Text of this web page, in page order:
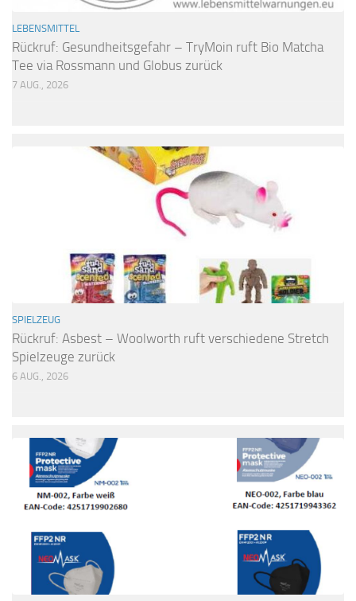
LEBENSMITTEL
Rückruf: Gesundheitsgefahr – TryMoin ruft Bio Matcha
Tee via Rossmann und Globus zurück
7 AUG., 2026
SPIELZEUG
Rückruf: Asbest – Woolworth ruft verschiedene Stretch
Spielzeuge zurück
6 AUG., 2026